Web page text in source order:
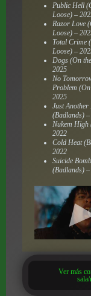
Public Hell
Loose) –
Razor Love
Loose) –
Total Crime
Loose) –
Dogs (On
2025
No
Problem
2025
Just Another
(Badlands)
Nukem High
2022
Cold Heat
2022
Suicide
(Badlands)
Ver más